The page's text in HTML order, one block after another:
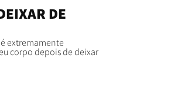
DE
extremamente
corpo depois de deixar